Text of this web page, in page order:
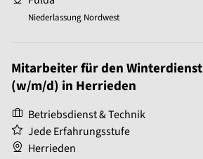
Niederlassung Nordwest
Mitarbeiter für den Winterdienst
(w/m/d) in Herrieden
Betriebsdienst & Technik
Jede Erfahrungsstufe
Herrieden